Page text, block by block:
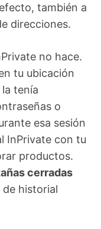
también a
direcciones.
no hace.
tu ubicación
tenía
o
esa sesión
InPrivate con tu
productos.
cerradas
de historial